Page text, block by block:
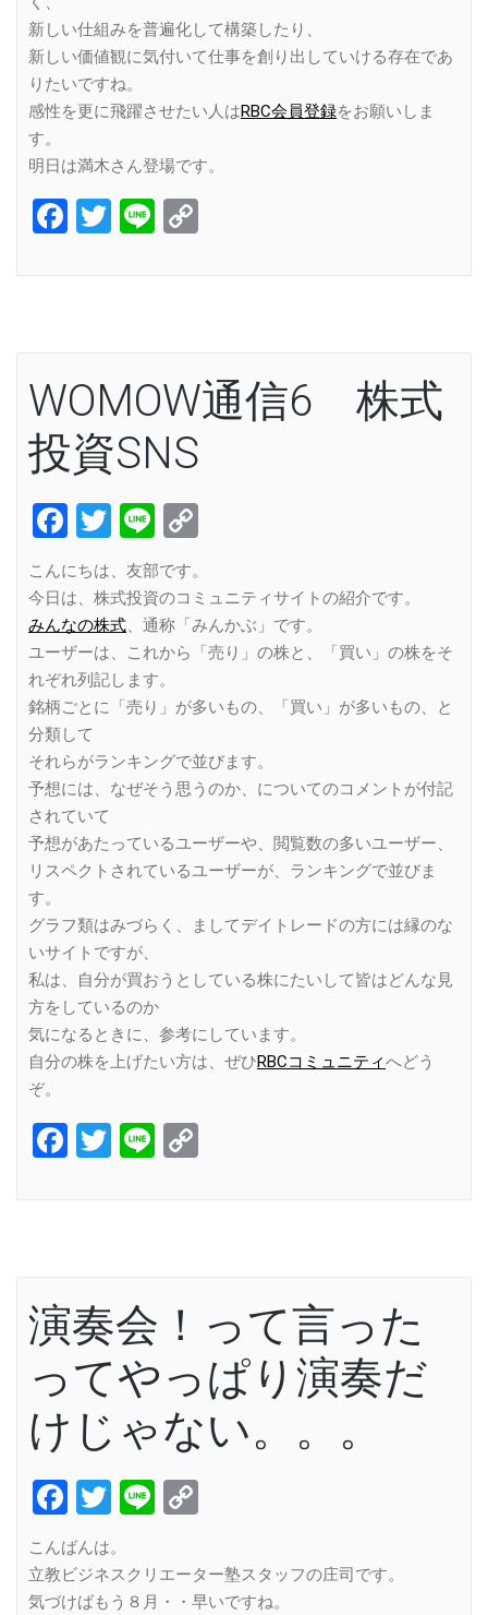
新しい仕組みを普遍化して構築したり、
新しい価値観に気付いて仕事を創り出していける存在であ
りたいですね。
感性を更に飛躍させたい人はRBC会員登録をお願いしま
す。
明日は満木さん登場です。
Facebook
Twitter
Line
WOMOW通信6 株式
投資SNS
Facebook
Twitter
Line
こんにちは、友部です。
今日は、株式投資のコミュニティサイトの紹介です。
みんなの株式、通称「みんかぶ」です。
ユーザーは、これから「売り」の株と、「買い」の株をそ
れぞれ列記します。
銘柄ごとに「売り」が多いもの、「買い」が多いもの、と
分類して
それらがランキングで並びます。
予想には、なぜそう思うのか、についてのコメントが付記
されていて
予想があたっているユーザーや、閲覧数の多いユーザー、
リスペクトされているユーザーが、ランキングで並びま
す。
グラフ類はみづらく、ましてデイトレードの方には縁のな
いサイトですが、
私は、自分が買おうとしている株にたいして皆はどんな見
方をしているのか
気になるときに、参考にしています。
自分の株を上げたい方は、ぜひRBCコミュニティへどう
ぞ。
Facebook
Twitter
Line
演奏会！って言った
ってやっぱり演奏だ
けじゃない。。。
Facebook
Twitter
Line
こんばんは。
立教ビジネスクリエーター塾スタッフの庄司です。
気づけばもう８月・・早いですね。